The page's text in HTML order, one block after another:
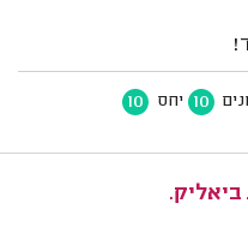
10 יחס 10